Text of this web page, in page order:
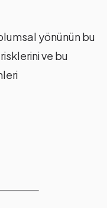
yönünün bu
ve bu